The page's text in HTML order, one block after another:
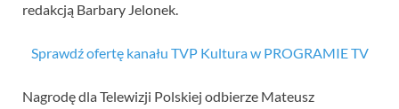
redakcją Barbary Jelonek.
Sprawdź ofertę kanału TVP Kultura w PROGRAMIE TV
Nagrodę dla Telewizji Polskiej odbierze Mateusz